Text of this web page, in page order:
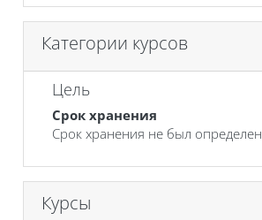
Категории курсов
Цель
Срок хранения
Срок хранения не был определен
Курсы